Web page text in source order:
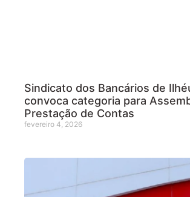
Sindicato dos Bancários de
convoca categoria para
Prestação de Contas
fevereiro 4, 2026